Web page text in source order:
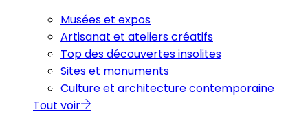
Musées et expos
Artisanat et ateliers créatifs
Top des découvertes insolites
Sites et monuments
Culture et architecture contemporaine
Tout voir